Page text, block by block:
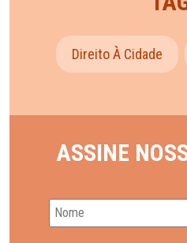
Direito À Cidade
ASSINE